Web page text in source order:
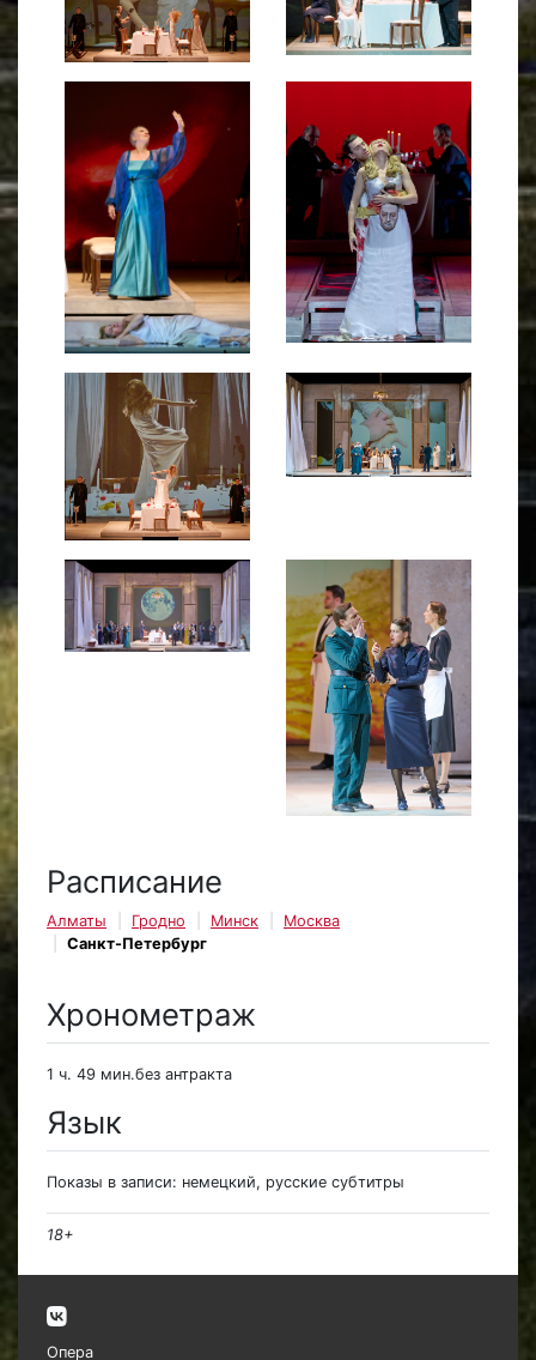
Расписание
Алматы Гродно Минск
Москва
Санкт-Петербург
Хронометраж
1 ч. 49 мин.без антракта
Язык
Показы в записи: немецкий, русские субтитры
18+
Опера